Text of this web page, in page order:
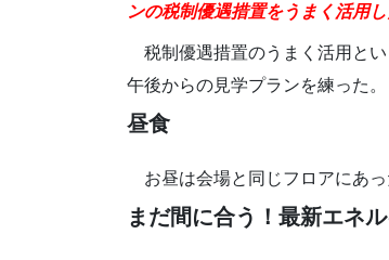
ンの税制優遇措置をうまく活用
税制優遇措置のうまく活用と
午後からの見学プランを練った。
昼食
お昼は会場と同じフロアにあ
まだ間に合う！最新エネ